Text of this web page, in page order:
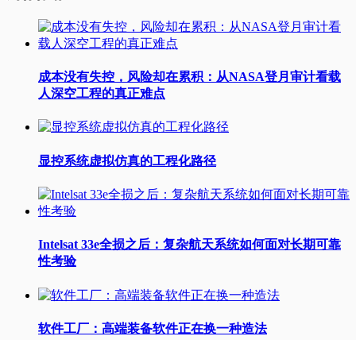
成本没有失控，风险却在累积：从NASA登月审计看载
人深空工程的真正难点
显控系统虚拟仿真的工程化路径
Intelsat 33e全损之后：复杂航天系统如何面对长期可靠
性考验
软件工厂：高端装备软件正在换一种造法